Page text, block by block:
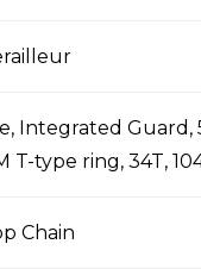
Integrated Guard,
T-type ring, 34T,
Chain